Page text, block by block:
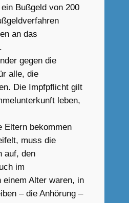
Bußgeld von 200
an das
gegen die
alle, die
Die Impfpflicht gilt
leben,
Eltern bekommen
muss die
auf, den
im
Alter waren, in
– die Anhörung –